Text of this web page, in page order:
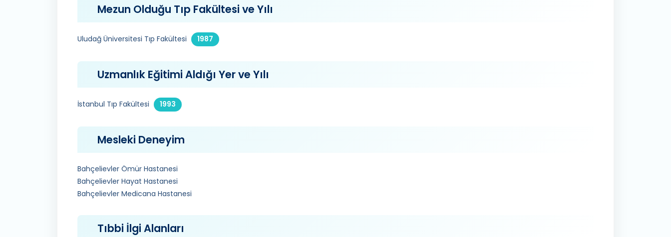
Mezun Olduğu Tıp Fakültesi ve Yılı
Uludağ Üniversitesi Tıp Fakültesi 1987
Uzmanlık Eğitimi Aldığı Yer ve Yılı
İstanbul Tıp Fakültesi 1993
Mesleki Deneyim
Bahçelievler Ömür Hastanesi
Bahçelievler Hayat Hastanesi
Bahçelievler Medicana Hastanesi
Tıbbi İlgi Alanları